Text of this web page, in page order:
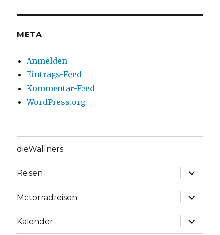
META
Anmelden
Eintrags-Feed
Kommentar-Feed
WordPress.org
dieWallners
Reisen
Motorradreisen
Kalender